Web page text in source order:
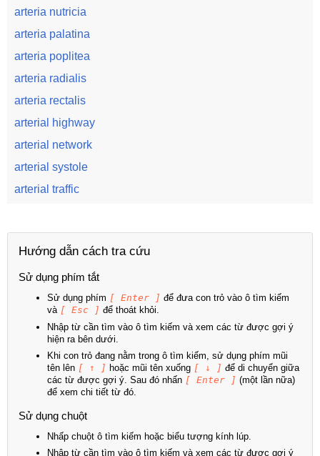
arteria nutricia
arteria palatina
arteria poplitea
arteria radialis
arteria rectalis
arterial highway
arterial network
arterial systole
arterial traffic
Hướng dẫn cách tra cứu
Sử dụng phím tắt
Sử dụng phím [ Enter ] để đưa con trỏ vào ô tìm kiếm
và [ Esc ] để thoát khỏi.
Nhập từ cần tìm vào ô tìm kiếm và xem các từ được gợi ý
hiện ra bên dưới.
Khi con trỏ đang nằm trong ô tìm kiếm, sử dụng phím mũi
tên lên [ ↑ ] hoặc mũi tên xuống [ ↓ ] để di chuyển giữa
các từ được gợi ý. Sau đó nhấn [ Enter ] (một lần nữa)
để xem chi tiết từ đó.
Sử dụng chuột
Nhấp chuột ô tìm kiếm hoặc biểu tượng kính lúp.
Nhập từ cần tìm vào ô tìm kiếm và xem các từ được gợi ý